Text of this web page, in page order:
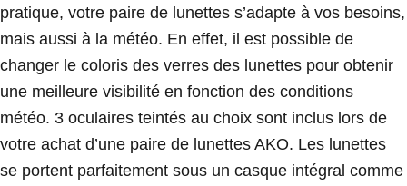
pratique, votre paire de lunettes s’adapte à vos besoins,
mais aussi à la météo. En effet, il est possible de
changer le coloris des verres des lunettes pour obtenir
une meilleure visibilité en fonction des conditions
météo. 3 oculaires teintés au choix sont inclus lors de
votre achat d’une paire de lunettes AKO. Les lunettes
se portent parfaitement sous un casque intégral comme